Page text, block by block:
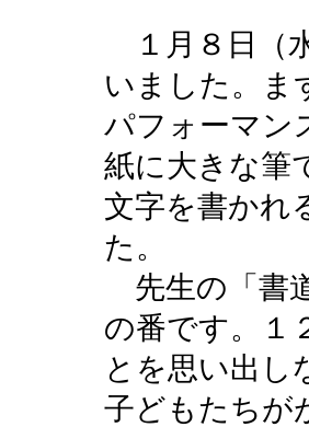
１月８日（
いました。ま
パフォーマン
紙に大きな筆
文字を書かれ
た。
先生の「書
の番です。１
とを思い出し
子どもたちが